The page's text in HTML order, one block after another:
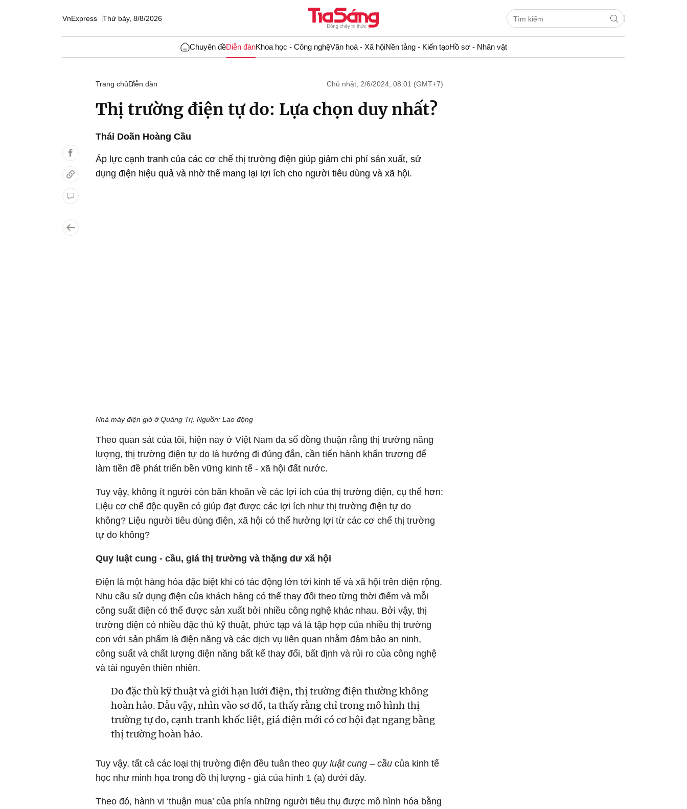
VnExpress Thứ bảy, 8/8/2026
Chuyên đềDiễn đànKhoa học - Công nghệVăn hoá - Xã hộiNền tảng - Kiến tạoHồ sơ - Nhân vật
Trang chủDiễn đàn Chủ nhật, 2/6/2024, 08:01 (GMT+7)
Thị trường điện tự do: Lựa chọn duy nhất?
Thái Doãn Hoàng Cầu
Áp lực cạnh tranh của các cơ chế thị trường điện giúp giảm chi phí sản xuất, sử
dụng điện hiệu quả và nhờ thế mang lại lợi ích cho người tiêu dùng và xã hội.
Nhà máy điện gió ở Quảng Trị. Nguồn: Lao động
Theo quan sát của tôi, hiện nay ở Việt Nam đa số đồng thuận rằng thị trường năng
lượng, thị trường điện tự do là hướng đi đúng đắn, cần tiến hành khẩn trương để
làm tiền đề phát triển bền vững kinh tế - xã hội đất nước.
Tuy vậy, không ít người còn băn khoăn về các lợi ích của thị trường điện, cụ thể hơn:
Liệu cơ chế độc quyền có giúp đạt được các lợi ích như thị trường điện tự do
không? Liệu người tiêu dùng điện, xã hội có thể hưởng lợi từ các cơ chế thị trường
tự do không?
Quy luật cung - cầu, giá thị trường và thặng dư xã hội
Điện là một hàng hóa đặc biệt khi có tác động lớn tới kinh tế và xã hội trên diện rộng.
Nhu cầu sử dụng điện của khách hàng có thể thay đổi theo từng thời điểm và mỗi
công suất điện có thể được sản xuất bởi nhiều công nghệ khác nhau. Bởi vậy, thị
trường điện có nhiều đặc thù kỹ thuật, phức tạp và là tập hợp của nhiều thị trường
con với sản phẩm là điện năng và các dịch vụ liên quan nhằm đảm bảo an ninh,
công suất và chất lượng điện năng bất kể thay đổi, bất định và rủi ro của công nghệ
và tài nguyên thiên nhiên.
Do đặc thù kỹ thuật và giới hạn lưới điện, thị trường điện thường không
hoàn hảo. Dẫu vậy, nhìn vào sơ đồ, ta thấy rằng chỉ trong mô hình thị
trường tự do, cạnh tranh khốc liệt, giá điện mới có cơ hội đạt ngang bằng
thị trường hoàn hảo.
Tuy vậy, tất cả các loại thị trường điện đều tuân theo quy luật cung – cầu của kinh tế
học như minh họa trong đồ thị lượng - giá của hình 1 (a) dưới đây.
Theo đó, hành vi ‘thuận mua’ của phía những người tiêu thụ được mô hình hóa bằng